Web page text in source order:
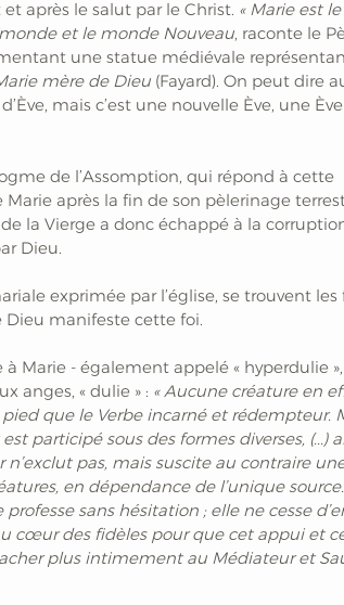
après le salut par le Christ. « Marie est
et le monde Nouveau, raconte le
une statue médiévale
mère de Dieu (Fayard). On peut dire
mais c’est une nouvelle Ève, une
de l’Assomption, qui répond à cette
après la fin de son pèlerinage
la Vierge a donc échappé à la
Dieu.
exprimée par l’église, se trouvent les
manifeste cette foi.
Marie - également appelé « hyperdulie
anges, « dulie » : « Aucune créature en
que le Verbe incarné et rédempteur.
participé sous des formes diverses, (...)
pas, mais suscite au contraire
en dépendance de l’unique
sans hésitation ; elle ne cesse
cœur des fidèles pour que cet appui et
plus intimement au Médiateur et